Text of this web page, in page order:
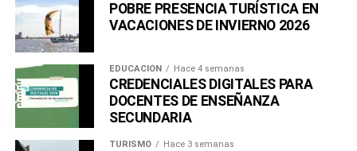
POBRE PRESENCIA TURÍSTICA EN
VACACIONES DE INVIERNO 2026
EDUCACIÓN Hace 4 semanas
CREDENCIALES DIGITALES PARA
DOCENTES DE ENSEÑANZA
SECUNDARIA
TURISMO Hace 3 semanas